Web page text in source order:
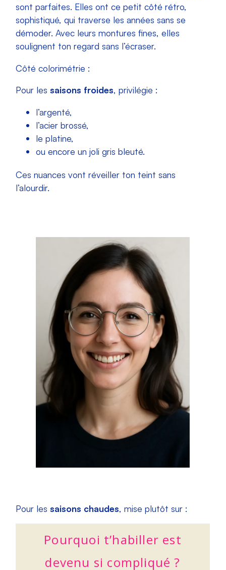
sont parfaites. Elles ont ce petit côté rétro,
sophistiqué, qui traverse les années sans se
démoder. Avec leurs montures fines, elles
soulignent ton regard sans l’écraser.
Côté colorimétrie :
Pour lessaisons froides, privilégie :
l’argenté,
l’acier brossé,
le platine,
ou encore un joli gris bleuté.
Ces nuances vont réveiller ton teint sans
l’alourdir.
Pour lessaisons chaudes, mise plutôt sur :